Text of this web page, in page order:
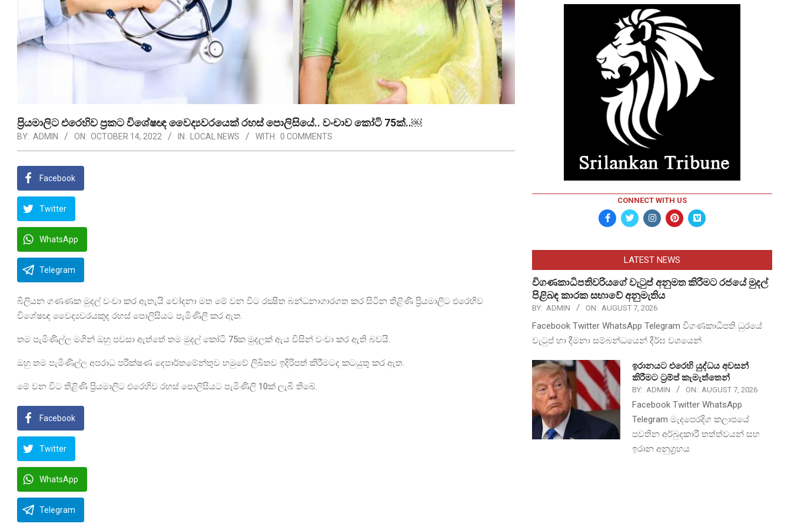
ප‍්‍රියමාලිට එරෙහිව ප‍්‍රකට විශේෂඥ වෛද්‍යවරයෙක් රහස් පොලිසියේ.. වංචාව කෝටි 75ක්..￼
BY: ADMIN ON: OCTOBER 14, 2022 IN: LOCAL NEWS WITH: 0 COMMENTS
Facebook
Twitter
WhatsApp
Telegram
බිලියන ගණණක මුදල් වංචා කර ඇතැයි චෝදනා මත මේ වන විට රක්‍ෂිත බන්ධනාගාරගත කර සිටින තිළිණි ප්‍රියමාලිට එරෙහිව
විශේෂඥ වෛද්‍යවරයකුද රහස් පොලිසියට පැමිණිලි කර ඇත.
තම පැමිණිල්ල මගින් ඔහු පවසා ඇත්තේ තම මුදල් කෝටි 75ක මුදලක් ඇය විසින් වංචා කර ඇති බවයි.
ඔහු තම පැමිණිල්ල අපරාධ පරීක්ෂණ දෙපාර්තමේන්තුව හමුවේ ලිඛිතව ඉදිරිපත් කිරීමටද කටයුතු කර ඇත.
මේ වන විට තිළිණි ප්‍රියමාලිට එරෙහිව රහස් පොලිසියට පැමිණිලි 10ක් ලැබී තිබේ.
Facebook
Twitter
WhatsApp
Telegram
CONNECT WITH US
LATEST NEWS
විගණකාධිපතිවරියගේ වැටුප් අනුමත කිරීමට රජයේ මුදල්
පිළිබඳ කාරක සභාවේ අනුමැතිය
BY: ADMIN ON: AUGUST 7, 2026
Facebook Twitter WhatsApp Telegram විගණකාධිපති ධුරයේ
වැටුප් හා දීමනා සම්බන්ධයෙන් දීර්ඝ වශයෙන්
ඉරානයට එරෙහි යුද්ධය අවසන්
කිරීමට ට්‍රම්ප් කැමැත්තෙන්
BY: ADMIN ON: AUGUST 7, 2026
Facebook Twitter WhatsApp
Telegram මැදපෙරදිග කලාපයේ
පවතින අර්බුදකාරී තත්ත්වයන් සහ
ඉරාන අනුග්‍රහය